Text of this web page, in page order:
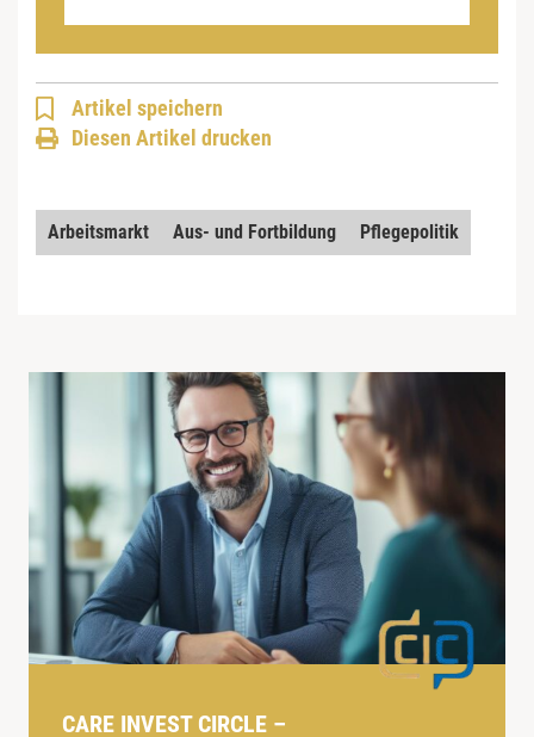
Artikel speichern
Diesen Artikel drucken
Arbeitsmarkt Aus- und Fortbildung Pflegepolitik
CARE INVEST CIRCLE –